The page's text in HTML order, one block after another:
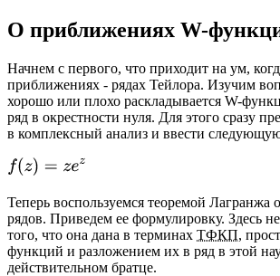
О приближениях W-
Начнем с первого, что приходит на ум,
приближениях - рядах Тейлора. Изучим
хорошо или плохо раскладывается W-
ряд в окрестности нуля. Для этого сразу
в комплексный анализ и ввести
Теперь воспользуемся теоремой Лагранжа
рядов. Приведем ее формулировку. Здесь не
того, что она дана в терминах ТФКП,
функций и разложением их в ряд в этой
действительном братце.